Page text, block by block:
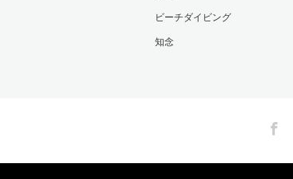
ビーチダイビング
知念